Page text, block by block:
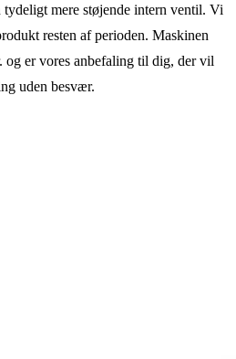
tydeligt mere støjende intern ventil. Vi
resten af perioden. Maskinen
og er vores anbefaling til dig, der vil
uden besvær.